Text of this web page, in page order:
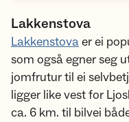
Lakkenstova
Lakkenstovaer ei
som også egner seg
jomfrutur til ei
ligger like vest for
ca. 6 km. til bilvei